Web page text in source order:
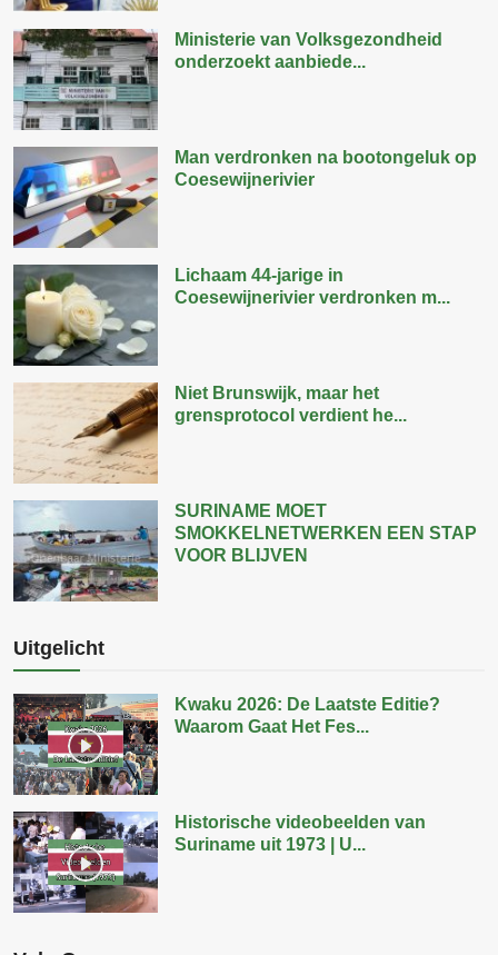
Ministerie van Volksgezondheid
onderzoekt aanbiede...
Man verdronken na bootongeluk op
Coesewijnerivier
Lichaam 44-jarige in
Coesewijnerivier verdronken m...
Niet Brunswijk, maar het
grensprotocol verdient he...
SURINAME MOET
SMOKKELNETWERKEN EEN STAP
VOOR BLIJVEN
Uitgelicht
Kwaku 2026: De Laatste Editie?
Waarom Gaat Het Fes...
Historische videobeelden van
Suriname uit 1973 | U...